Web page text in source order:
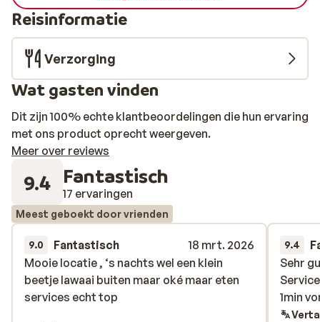
Maar ook biologische ingrediënten van boeren uit de
buurt worden door chef-kok Mike verwerkt tot eerlijke
Tiroler gerechten en internationale klassiekers. En dan
is er ook nog The Butcher Bar. Een moderne en gezellige
hotspot, waar gasten en locals elkaar ontmoeten en
waar je terecht kunt voor schnaps en dry aged beef.
Reisinformatie
Verzorging
Wat gasten vinden
Dit zijn 100% echte klantbeoordelingen die hun ervaring
met ons product oprecht weergeven.
Meer over reviews
9.4 Fantastisch
17 ervaringen
Meest geboekt door vrienden
9.0 Fantastisch
18 mrt. 2026
Mooie locatie , ‘s nachts wel een klein
beetje lawaai buiten maar oké maar eten
services echt top
Mooie locatie , ‘s nachts wel een klein
beetje lawaai buiten maar oké maar eten
services echt top
9.4
Sehr
1min
Sehr
1min